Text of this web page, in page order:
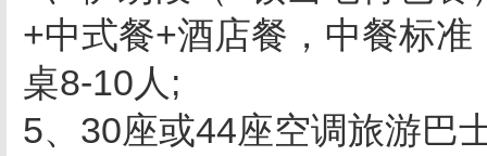
+中式餐+酒店餐，中餐标
桌8-10人;
5、30座或44座空调旅游巴